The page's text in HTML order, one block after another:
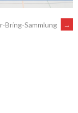
Bring-Sammlung →